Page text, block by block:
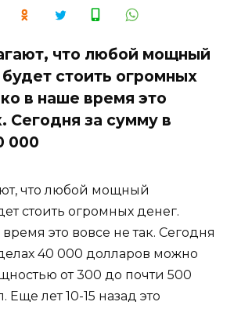
что любой мощный
стоить огромных
в наше время это
Сегодня за сумму в
000
что любой мощный
стоить огромных денег.
это вовсе не так. Сегодня
40 000 долларов можно
от 300 до почти 500
лет 10-15 назад это